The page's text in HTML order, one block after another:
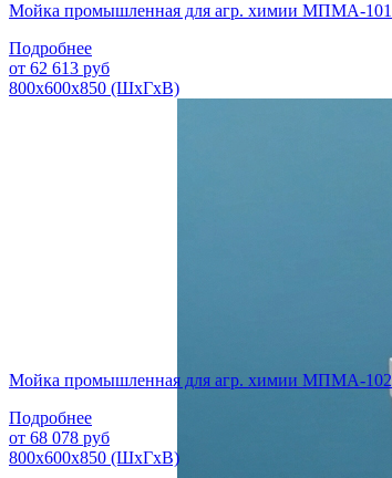
Мойка промышленная для агр. химии МПМА-101
Подробнее
от 62 613 руб
800х600х850 (ШхГхВ)
Мойка промышленная для агр. химии МПМА-102
Подробнее
от 68 078 руб
800х600х850 (ШхГхВ)